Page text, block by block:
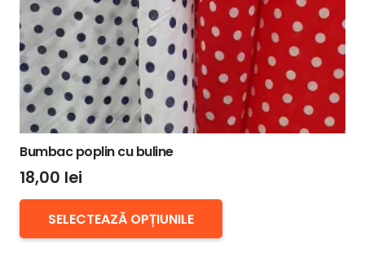
produsului.
Bumbac poplin cu buline
18,00 lei
SELECTEAZĂ OPȚIUNILE